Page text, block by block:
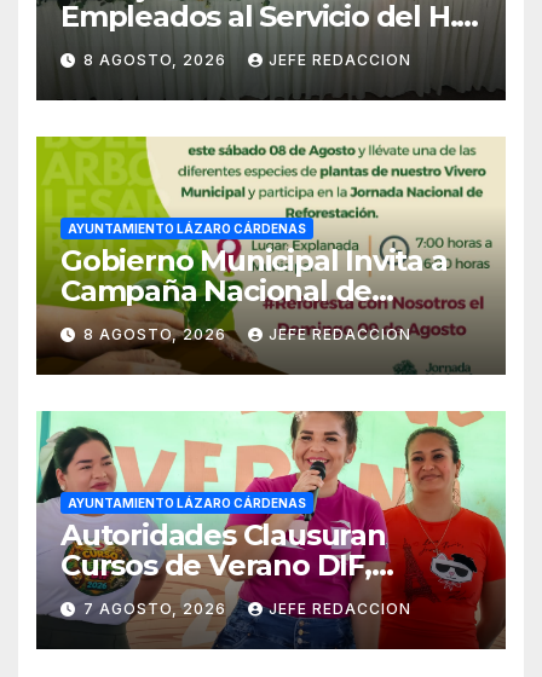
Empleados al Servicio del H.
Ayuntamiento de LZC Día del
Empleado Municipal
8 AGOSTO, 2026 JEFE REDACCION
AYUNTAMIENTO LÁZARO CÁRDENAS
Gobierno Municipal Invita a
Campaña Nacional de
Reforestación
8 AGOSTO, 2026 JEFE REDACCION
AYUNTAMIENTO LÁZARO CÁRDENAS
Autoridades Clausuran
Cursos de Verano DIF,
Seguridad Pública y Casa de
Cultura 2026
7 AGOSTO, 2026 JEFE REDACCION